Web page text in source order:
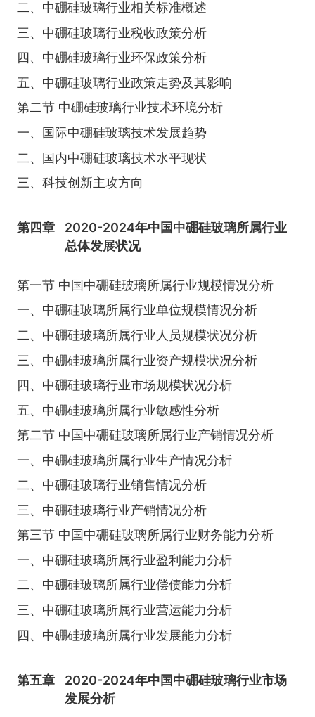
二、中硼硅玻璃行业相关标准概述
三、中硼硅玻璃行业税收政策分析
四、中硼硅玻璃行业环保政策分析
五、中硼硅玻璃行业政策走势及其影响
第二节 中硼硅玻璃行业技术环境分析
一、国际中硼硅玻璃技术发展趋势
二、国内中硼硅玻璃技术水平现状
三、科技创新主攻方向
第四章
2020-2024年中国中硼硅玻璃所属行业
总体发展状况
第一节 中国中硼硅玻璃所属行业规模情况分析
一、中硼硅玻璃所属行业单位规模情况分析
二、中硼硅玻璃所属行业人员规模状况分析
三、中硼硅玻璃所属行业资产规模状况分析
四、中硼硅玻璃行业市场规模状况分析
五、中硼硅玻璃所属行业敏感性分析
第二节 中国中硼硅玻璃所属行业产销情况分析
一、中硼硅玻璃所属行业生产情况分析
二、中硼硅玻璃行业销售情况分析
三、中硼硅玻璃行业产销情况分析
第三节 中国中硼硅玻璃所属行业财务能力分析
一、中硼硅玻璃所属行业盈利能力分析
二、中硼硅玻璃所属行业偿债能力分析
三、中硼硅玻璃所属行业营运能力分析
四、中硼硅玻璃所属行业发展能力分析
第五章
2020-2024年中国中硼硅玻璃行业市场
发展分析